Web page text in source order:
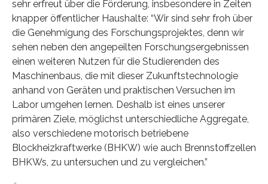
sehr erfreut über die Förderung, insbesondere in Zeiten
knapper öffentlicher Haushalte: “Wir sind sehr froh über
die Genehmigung des Forschungsprojektes, denn wir
sehen neben den angepeilten Forschungsergebnissen
einen weiteren Nutzen für die Studierenden des
Maschinenbaus, die mit dieser Zukunftstechnologie
anhand von Geräten und praktischen Versuchen im
Labor umgehen lernen. Deshalb ist eines unserer
primären Ziele, möglichst unterschiedliche Aggregate,
also verschiedene motorisch betriebene
Blockheizkraftwerke (BHKW) wie auch Brennstoffzellen
BHKWs, zu untersuchen und zu vergleichen.”